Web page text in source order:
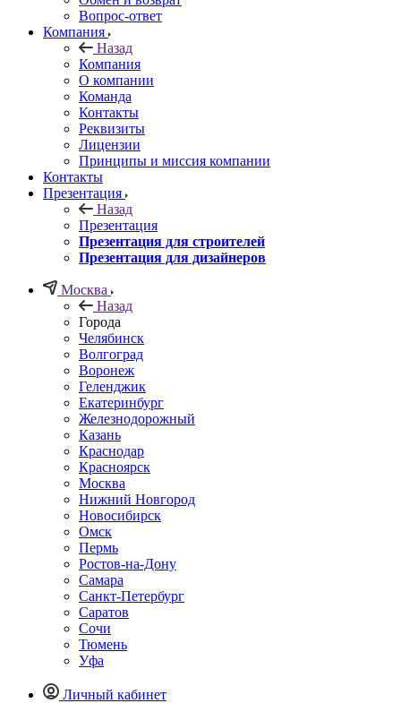
Вопрос-ответ
Компания
Назад
Компания
О компании
Команда
Контакты
Реквизиты
Лицензии
Принципы и миссия компании
Контакты
Презентация
Назад
Презентация
Презентация для строителей
Презентация для дизайнеров
Москва
Назад
Города
Челябинск
Волгоград
Воронеж
Геленджик
Екатеринбург
Железнодорожный
Казань
Краснодар
Красноярск
Москва
Нижний Новгород
Новосибирск
Омск
Пермь
Ростов-на-Дону
Самара
Санкт-Петербург
Саратов
Сочи
Тюмень
Уфа
Личный кабинет